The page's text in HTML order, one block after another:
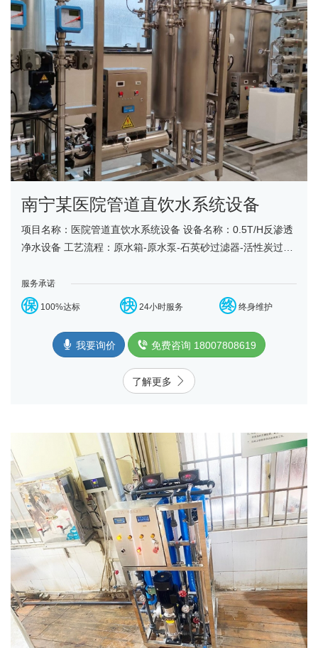
南宁某医院管道直饮水系统设备
项目名称：医院管道直饮水系统设备 设备名称：0.5T/H反渗透
净水设备 工艺流程：原水箱-原水泵-石英砂过滤器-活性炭过滤
服务承诺
保 100%达标 快 24小时服务 终 终身维护
我要询价 免费咨询 18007808619
了解更多